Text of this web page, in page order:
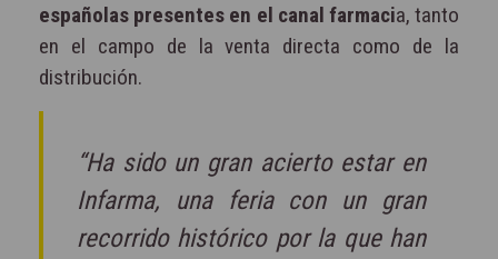
españolas presentes en el canal farmacia, tanto
en el campo de la venta directa como de la
distribución.
“Ha sido un gran acierto estar en
Infarma, una feria con un gran
recorrido histórico por la que han